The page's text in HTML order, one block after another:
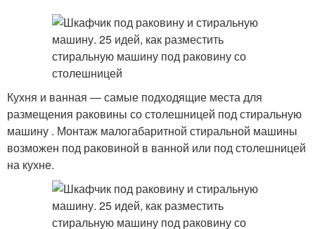
Кухня и ванная — самые подходящие места для
размещения раковины со столешницей под стиральную
машину . Монтаж малогабаритной стиральной машины
возможен под раковиной в ванной или под столешницей
на кухне.